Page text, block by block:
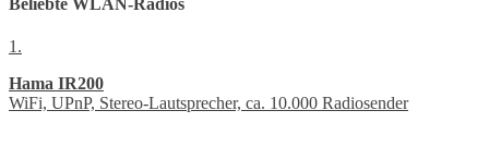
Beliebte WLAN-Radios
1.
Hama IR200
WiFi, UPnP, Stereo-Lautsprecher, ca. 10.000 Radiosender